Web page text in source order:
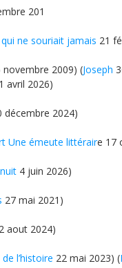
201
ne souriait jamais 21
novembre 2009) (Joseph
avril 2026)
décembre 2024)
Une émeute littéraire 17
4 juin 2026)
27 mai 2021)
aout 2024)
l’histoire 22 mai 2023) (